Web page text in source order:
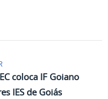
coloca IF Goiano
IES de Goiás